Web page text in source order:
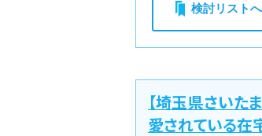
検討リスト
【埼玉県さい
愛されている在